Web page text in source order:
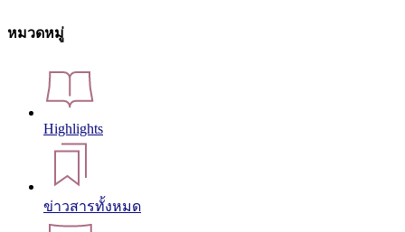
หมวดหมู่
Highlights
ข่าวสารทั้งหมด